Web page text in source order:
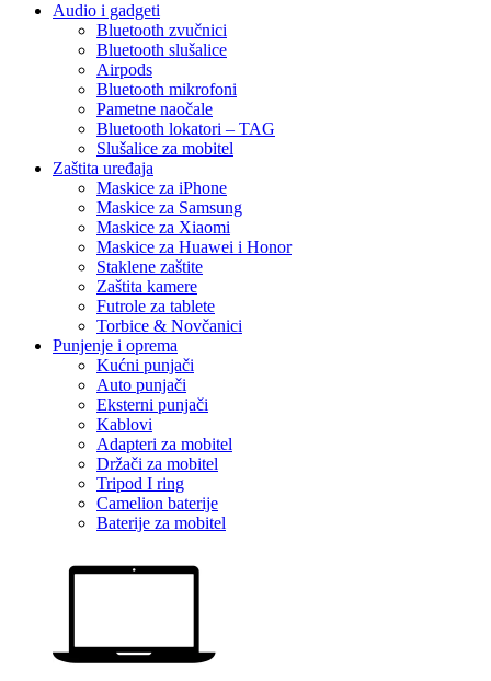
Audio i gadgeti
Bluetooth zvučnici
Bluetooth slušalice
Airpods
Bluetooth mikrofoni
Pametne naočale
Bluetooth lokatori – TAG
Slušalice za mobitel
Zaštita uređaja
Maskice za iPhone
Maskice za Samsung
Maskice za Xiaomi
Maskice za Huawei i Honor
Staklene zaštite
Zaštita kamere
Futrole za tablete
Torbice & Novčanici
Punjenje i oprema
Kućni punjači
Auto punjači
Eksterni punjači
Kablovi
Adapteri za mobitel
Držači za mobitel
Tripod I ring
Camelion baterije
Baterije za mobitel